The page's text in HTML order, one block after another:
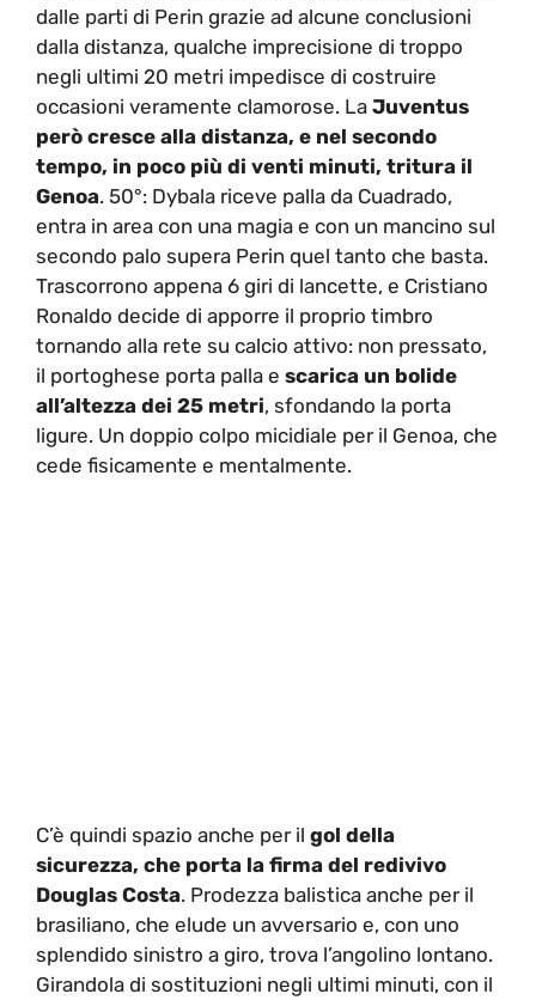
dalle parti di Perin grazie ad alcune conclusioni
dalla distanza, qualche imprecisione di troppo
negli ultimi 20 metri impedisce di costruire
occasioni veramente clamorose. La Juventus
però cresce alla distanza, e nel secondo
tempo, in poco più di venti minuti, tritura il
Genoa. 50°: Dybala riceve palla da Cuadrado,
entra in area con una magia e con un mancino sul
secondo palo supera Perin quel tanto che basta.
Trascorrono appena 6 giri di lancette, e Cristiano
Ronaldo decide di apporre il proprio timbro
tornando alla rete su calcio attivo: non pressato,
il portoghese porta palla e scarica un bolide
all’altezza dei 25 metri, sfondando la porta
ligure. Un doppio colpo micidiale per il Genoa, che
cede fisicamente e mentalmente.
C’è quindi spazio anche per il gol della
sicurezza, che porta la firma del redivivo
Douglas Costa. Prodezza balistica anche per il
brasiliano, che elude un avversario e, con uno
splendido sinistro a giro, trova l’angolino lontano.
Girandola di sostituzioni negli ultimi minuti, con il